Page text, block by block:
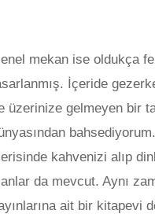
mekan ise oldukça
İçeride
üzerinize gelmeyen bir
kahvenizi alıp
da mevcut. Aynı
ait bir kitapevi